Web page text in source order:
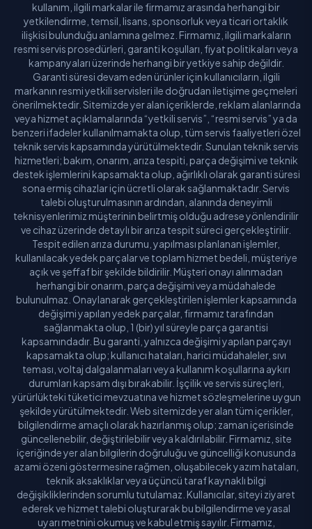
kullanım, ilgili markalar ile firmamız arasında herhangi bir
yetkilendirme, temsil, lisans, sponsorluk veya ticari ortaklık
ilişkisi bulunduğu anlamına gelmez. Firmamız, ilgili markaların
resmi servis prosedürleri, garanti koşulları, fiyat politikaları veya
kampanyaları üzerinde herhangi bir yetkiye sahip değildir.
Garanti süresi devam eden ürünler için kullanıcıların, ilgili
markanın resmi yetkili servisleri ile doğrudan iletişime geçmeleri
önerilmektedir. Sitemizde yer alan içeriklerde, reklam alanlarında
veya hizmet açıklamalarında “yetkili servis”, “resmi servis” ya da
benzeri ifadeler kullanılmamakta olup, tüm servis faaliyetleri özel
teknik servis kapsamında yürütülmektedir. Sunulan teknik servis
hizmetleri; bakım, onarım, arıza tespiti, parça değişimi ve teknik
destek işlemlerini kapsamakta olup, ağırlıklı olarak garanti süresi
sona ermiş cihazlar için ücretli olarak sağlanmaktadır. Servis
talebi oluşturulmasının ardından, alanında deneyimli
teknisyenlerimiz müşterinin belirtmiş olduğu adrese yönlendirilir
ve cihaz üzerinde detaylı bir arıza tespit süreci gerçekleştirilir.
Tespit edilen arıza durumu, yapılması planlanan işlemler,
kullanılacak yedek parçalar ve toplam hizmet bedeli, müşteriye
açık ve şeffaf bir şekilde bildirilir. Müşteri onayı alınmadan
herhangi bir onarım, parça değişimi veya müdahalede
bulunulmaz. Onaylanarak gerçekleştirilen işlemler kapsamında
değişimi yapılan yedek parçalar, firmamız tarafından
sağlanmakta olup, 1 (bir) yıl süreyle parça garantisi
kapsamındadır. Bu garanti, yalnızca değişimi yapılan parçayı
kapsamakta olup; kullanıcı hataları, harici müdahaleler, sıvı
teması, voltaj dalgalanmaları veya kullanım koşullarına aykırı
durumları kapsam dışı bırakabilir. İşçilik ve servis süreçleri,
yürürlükteki tüketici mevzuatına ve hizmet sözleşmelerine uygun
şekilde yürütülmektedir. Web sitemizde yer alan tüm içerikler,
bilgilendirme amaçlı olarak hazırlanmış olup; zaman içerisinde
güncellenebilir, değiştirilebilir veya kaldırılabilir. Firmamız, site
içeriğinde yer alan bilgilerin doğruluğu ve güncelliği konusunda
azami özeni göstermesine rağmen, oluşabilecek yazım hataları,
teknik aksaklıklar veya üçüncü taraf kaynaklı bilgi
değişikliklerinden sorumlu tutulamaz. Kullanıcılar, siteyi ziyaret
ederek ve hizmet talebi oluşturarak bu bilgilendirme ve yasal
uyarı metnini okumuş ve kabul etmiş sayılır. Firmamız,